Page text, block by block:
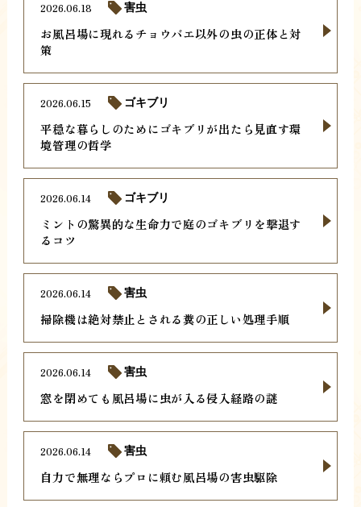
お風呂場に現れるチョウバエ以外の虫の正体と対
策
2026.06.18 害虫
平穏な暮らしのためにゴキブリが出たら見直す環
境管理の哲学
2026.06.15 ゴキブリ
ミントの驚異的な生命力で庭のゴキブリを撃退す
るコツ
2026.06.14 ゴキブリ
掃除機は絶対禁止とされる糞の正しい処理手順
2026.06.14 害虫
窓を閉めても風呂場に虫が入る侵入経路の謎
2026.06.14 害虫
自力で無理ならプロに頼む風呂場の害虫駆除
2026.06.14 害虫